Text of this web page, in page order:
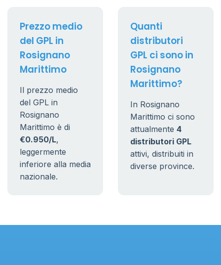
Prezzo medio
del GPL in
Rosignano
Marittimo
Il prezzo medio
del GPL in
Rosignano
Marittimo è di
€0.950/L,
leggermente
inferiore alla media
nazionale.
Quanti
distributori
GPL ci sono in
Rosignano
Marittimo?
In Rosignano
Marittimo ci sono
attualmente 4
distributori GPL
attivi, distribuiti in
diverse province.